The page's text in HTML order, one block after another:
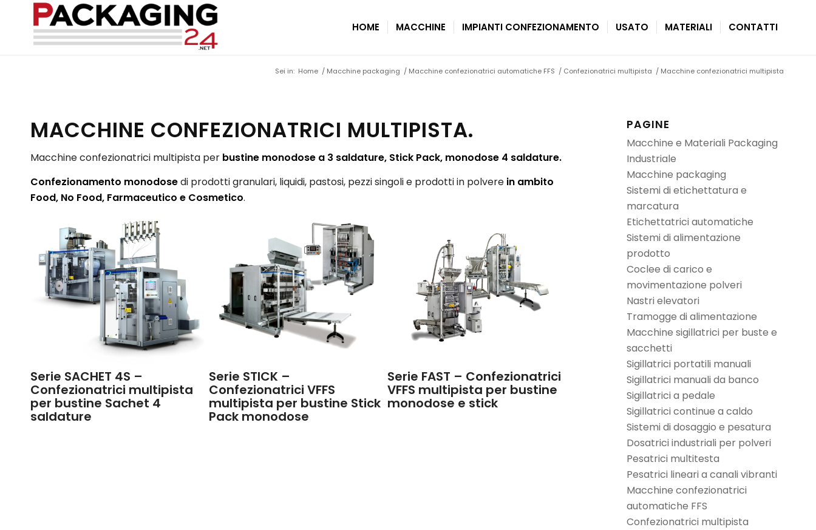
HOME MACCHINE IMPIANTI CONFEZIONAMENTO USATO MATERIALI CONTATTI
Sei in: Home / Macchine packaging / Macchine confezionatrici automatiche FFS / Confezionatrici multipista / Macchine confezionatrici multipista
MACCHINE CONFEZIONATRICI MULTIPISTA.
Macchine confezionatrici multipista per bustine monodose a 3 saldature, Stick Pack, monodose 4 saldature.
Confezionamento monodosedi prodotti granulari, liquidi, pastosi, pezzi singoli e prodotti in polvere in ambito
Food, No Food, Farmaceutico e Cosmetico.
Serie SACHET 4S –
Confezionatrici multipista
per bustine Sachet 4
saldature
Serie STICK –
Confezionatrici VFFS
multipista per bustine Stick
Pack monodose
Serie FAST – Confezionatrici
VFFS multipista per bustine
monodose e stick
PAGINE
Macchine e Materiali Packaging
Industriale
Macchine packaging
Sistemi di etichettatura e
marcatura
Etichettatrici automatiche
Sistemi di alimentazione
prodotto
Coclee di carico e
movimentazione polveri
Nastri elevatori
Tramogge di alimentazione
Macchine sigillatrici per buste e
sacchetti
Sigillatrici portatili manuali
Sigillatrici manuali da banco
Sigillatrici a pedale
Sigillatrici continue a caldo
Sistemi di dosaggio e pesatura
Dosatrici industriali per polveri
Pesatrici multitesta
Pesatrici lineari a canali vibranti
Macchine confezionatrici
automatiche FFS
Confezionatrici multipista